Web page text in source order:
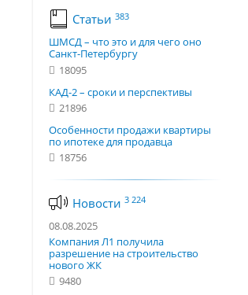
Статьи 383
ШМСД – что это и для чего оно
Санкт-Петербургу
18095
КАД-2 – сроки и перспективы
21896
Особенности продажи квартиры
по ипотеке для продавца
18756
Новости 3 224
08.08.2025
Компания Л1 получила
разрешение на строительство
нового ЖК
9480